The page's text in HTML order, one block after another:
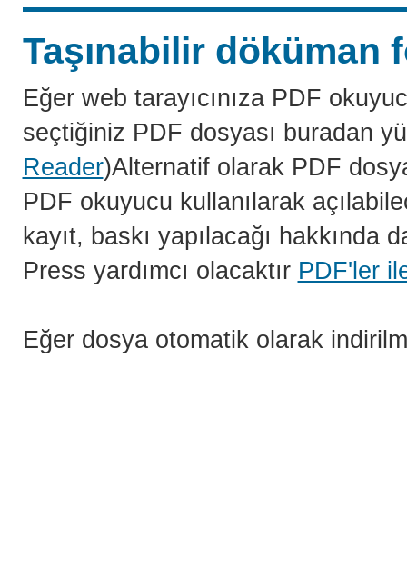
Taşınabilir döküman
Eğer web tarayıcınıza PDF
seçtiğiniz PDF dosyası buradan
Reader)Alternatif olarak PDF
PDF okuyucu kullanılarak
kayıt, baskı yapılacağı
Press yardımcı olacaktır PDF'ler
Eğer dosya otomatik olarak